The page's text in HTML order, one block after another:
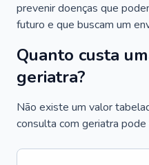
prevenir doenças que
futuro e que buscam um
Quanto custa
geriatra?
Não existe um valor
consulta com geriatra